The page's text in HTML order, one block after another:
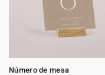
Número de mesa